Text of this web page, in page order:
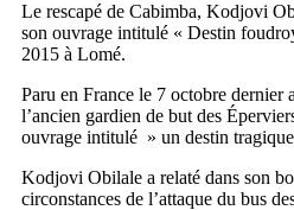
Le rescapé de Cabimba, Kodjovi
son ouvrage intitulé « Destin
2015 à Lomé.
Paru en France le 7 octobre dernier
l’ancien gardien de but des
ouvrage intitulé » un destin
Kodjovi Obilale a relaté dans son
circonstances de l’attaque du bus